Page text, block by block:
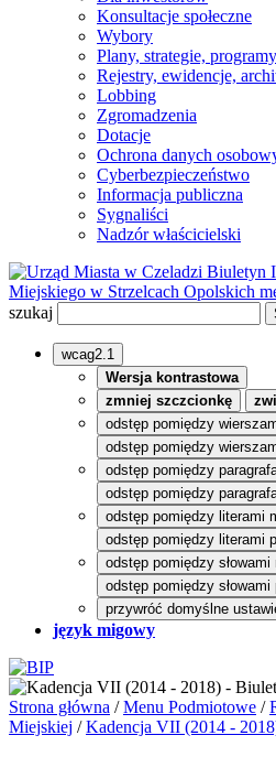
Konsultacje społeczne
Wybory
Plany, strategie, programy
Rejestry, ewidencje,
Lobbing
Zgromadzenia
Dotacje
Ochrona danych
Cyberbezpieczeństwo
Informacja publiczna
Sygnaliści
Nadzór właścicielski
Biuletyn
Miejskiego w Strzelcach Opolskich
szukaj
wcag2.1
Wersja kontrastowa
zmniej szczcionkę
odstęp pomiędzy
odstęp pomiędzy
odstęp pomiędzy
odstęp pomiędzy
odstęp pomiędzy literami
odstęp pomiędzy literami
odstęp pomiędzy słowami
odstęp pomiędzy słowami
przywróć domyślne
język migowy
Strona główna /Menu Podmiotowe /
Miejskiej /Kadencja VII (2014 -